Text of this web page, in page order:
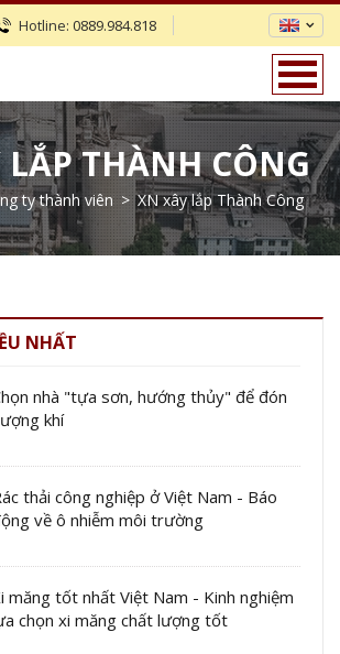
Hotline: 0889.984.818
THÀNH CÔNG
ty thành viên > XN xây lắp Thành Công
NHẤT
nhà "tựa sơn, hướng thủy" để đón
khí
thải công nghiệp ở Việt Nam - Báo
về ô nhiễm môi trường
măng tốt nhất Việt Nam - Kinh nghiệm
chọn xi măng chất lượng tốt